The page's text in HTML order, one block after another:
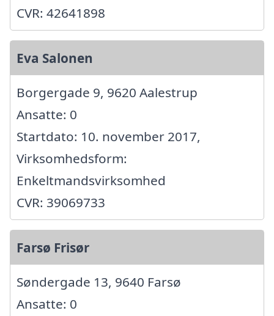
CVR: 42641898
Eva Salonen
Borgergade 9, 9620 Aalestrup
Ansatte: 0
Startdato: 10. november 2017,
Virksomhedsform:
Enkeltmandsvirksomhed
CVR: 39069733
Farsø Frisør
Søndergade 13, 9640 Farsø
Ansatte: 0